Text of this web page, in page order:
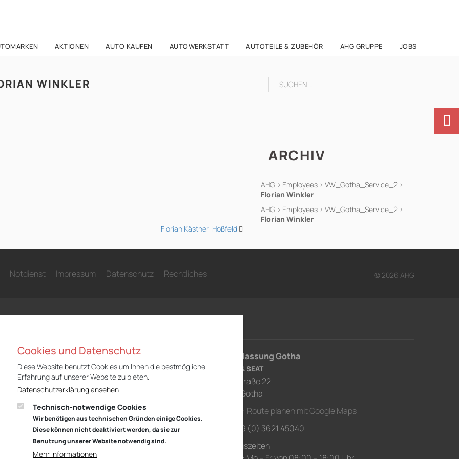
AKTIONEN AUTO KAUFEN AUTOWERKSTATT AUTOTEILE & ZUBEHÖR AHG GRUPPE JOBS
WINKLER
Florian Kästner-Hoßfeld
Suchen
nach:
ARCHIV
AHG > Employees > VW_Gotha_Service_2 >
Florian Winkler
AHG > Employees > VW_Gotha_Service_2 >
Florian Winkler
© 2026 AHG
Notdienst Impressum Datenschutz Rechtliches
Niederlassung Gotha
Audi
Cyrusstraße 22
99867 Gotha
Anfahrt:Route planen mit Google Maps
Tel.: +49 (0) 3621 45040
Öffnungszeiten
Niederlassung Gotha
CUPRA & SEAT
Cyrusstraße 22
99867 Gotha
Anfahrt: Route planen mit Google Maps
Tel.: +49 (0) 3621 45040
Öffnungszeiten
Cookies und Datenschutz
Diese Website benutzt Cookies um Ihnen die bestmögliche
Erfahrung auf unserer Website zu bieten.
Datenschutzerklärung ansehen
Technisch-notwendige Cookies
Wir benötigen aus technischen Gründen einige Cookies.
Diese können nicht deaktiviert werden, da sie zur
Benutzung unserer Website notwendig sind.
Mehr Informationen